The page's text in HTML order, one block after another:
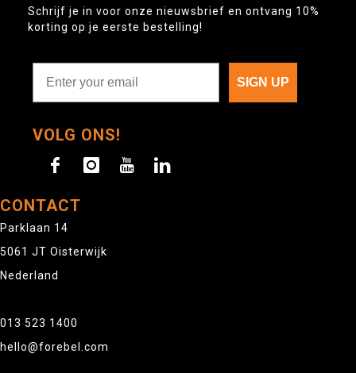
Schrijf je in voor onze nieuwsbrief en ontvang 10%
korting op je eerste bestelling!
SIGN UP
VOLG ONS!
CONTACT
Parklaan 14
5061 JT Oisterwijk
Nederland
013 523 1400
hello@forebel.com